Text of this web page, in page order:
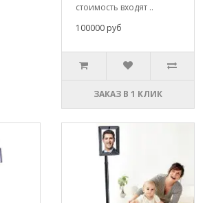
стоимость входят ..
100000 руб
ЗАКАЗ В 1 КЛИК